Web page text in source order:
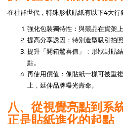
在社群世代，特殊形狀貼紙有以下4大行
強化包裝獨特性：與競品在貨架上
提高分享誘因：特別造型吸引拍照
提升「開箱驚喜值」：形狀封貼
點。
再使用價值：像貼紙一樣可被重
上，延伸品牌曝光壽命。
八、從視覺亮點到系
正是貼紙進化的起點